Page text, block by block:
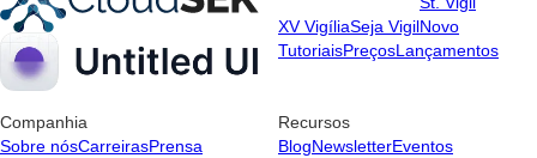
XV VigíliaSeja VigilNovo
TutoriaisPreçosLançamentos
Companhia
Sobre nósCarreirasPrensa
Recursos
BlogNewsletterEventos